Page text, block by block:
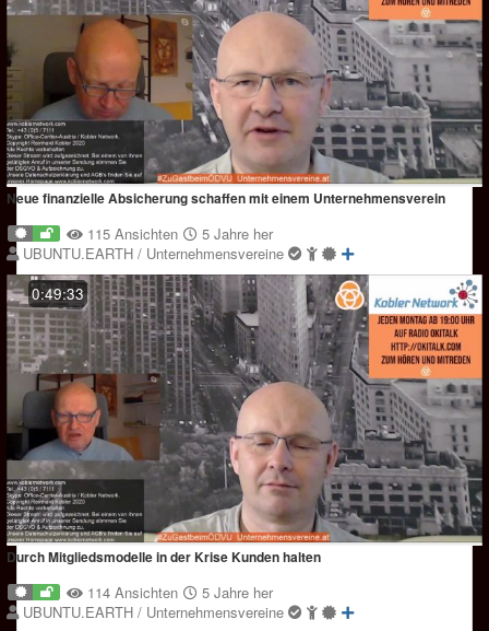
Neue finanzielle Absicherung schaffen mit einem Unternehmensverein
115 Ansichten
5 Jahre her
UBUNTU.EARTH / Unternehmensvereine
0:49:33
Durch Mitgliedsmodelle in der Krise Kunden halten
114 Ansichten
5 Jahre her
UBUNTU.EARTH / Unternehmensvereine